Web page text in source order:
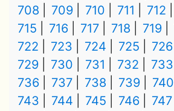
708
709 710 711 712
715
716 717 718 719
722
723 724 725 726
729
730 731 732 733
736
737 738 739 740
743
744 745 746 747